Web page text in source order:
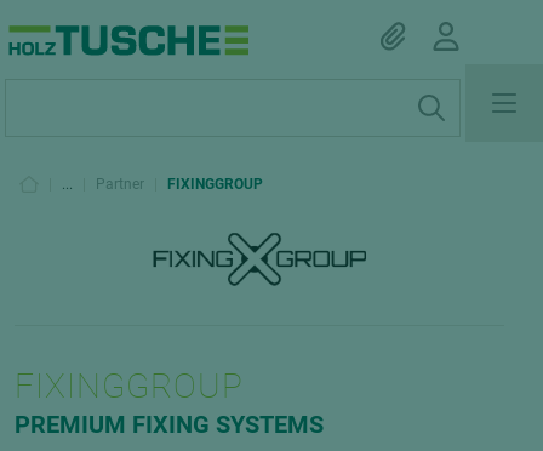
... Partner FIXINGGROUP
FIXINGGROUP
PREMIUM FIXING SYSTEMS